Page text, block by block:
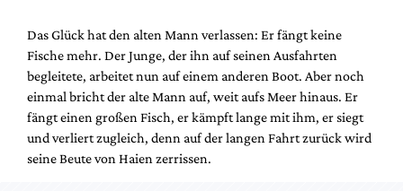
Autor:innen
Partner
Mediadaten
Suche
Das Glück hat den alten Mann verlassen: Er fängt keine
Fische mehr. Der Junge, der ihn auf seinen Ausfahrten
begleitete, arbeitet nun auf einem anderen Boot. Aber noch
einmal bricht der alte Mann auf, weit aufs Meer hinaus. Er
fängt einen großen Fisch, er kämpft lange mit ihm, er siegt
und verliert zugleich, denn auf der langen Fahrt zurück wird
seine Beute von Haien zerrissen.